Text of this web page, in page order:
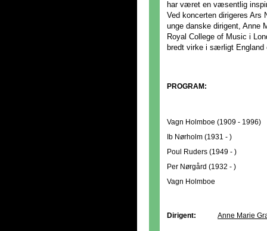
har været en væsentlig
Ved koncerten dirigeres Ars
unge danske dirigent, Anne
Royal College of Music i
bredt virke i særligt England
PROGRAM:
Vagn Holmboe (1909 - 1996)
Ib Nørholm (1931 - )
Poul Ruders (1949 - )
Per Nørgård (1932 - )
Vagn Holmboe
Dirigent: Anne Marie